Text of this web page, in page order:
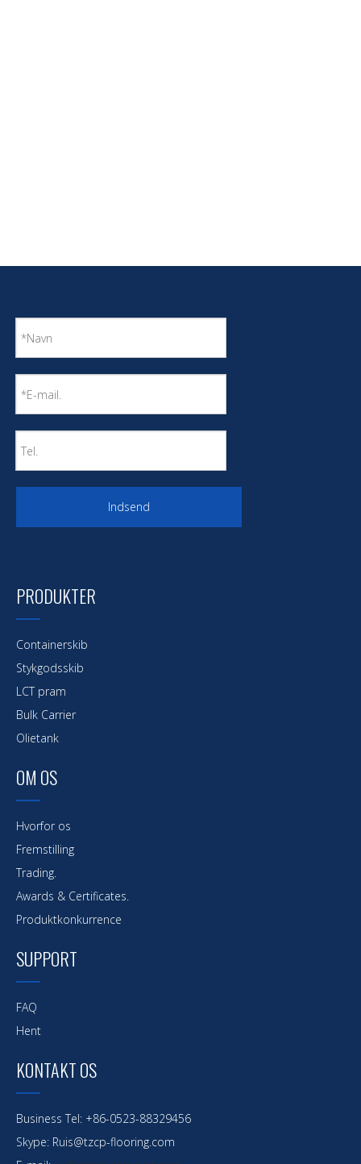
Indsend
PRODUKTER
Containerskib
Stykgodsskib
LCT pram
Bulk Carrier
Olietank
OM OS
Hvorfor os
Fremstilling
Trading.
Awards & Certificates.
Produktkonkurrence
SUPPORT
FAQ
Hent
KONTAKT OS
Business Tel: +86-0523-88329456
Skype: Ruis@tzcp-flooring.com